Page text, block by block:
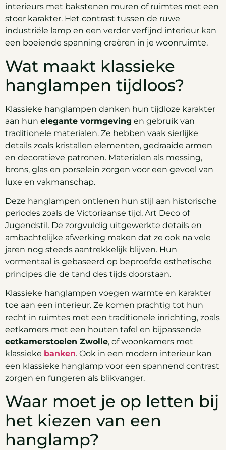
interieurs met bakstenen muren of ruimtes met een
stoer karakter. Het contrast tussen de ruwe
industriële lamp en een verder verfijnd interieur kan
een boeiende spanning creëren in je woonruimte.
Wat maakt klassieke
hanglampen tijdloos?
Klassieke hanglampen danken hun tijdloze karakter
aan hun elegante vormgeving en gebruik van
traditionele materialen. Ze hebben vaak sierlijke
details zoals kristallen elementen, gedraaide armen
en decoratieve patronen. Materialen als messing,
brons, glas en porselein zorgen voor een gevoel van
luxe en vakmanschap.
Deze hanglampen ontlenen hun stijl aan historische
periodes zoals de Victoriaanse tijd, Art Deco of
Jugendstil. De zorgvuldig uitgewerkte details en
ambachtelijke afwerking maken dat ze ook na vele
jaren nog steeds aantrekkelijk blijven. Hun
vormentaal is gebaseerd op beproefde esthetische
principes die de tand des tijds doorstaan.
Klassieke hanglampen voegen warmte en karakter
toe aan een interieur. Ze komen prachtig tot hun
recht in ruimtes met een traditionele inrichting, zoals
eetkamers met een houten tafel en bijpassende
eetkamerstoelen Zwolle, of woonkamers met
klassieke banken. Ook in een modern interieur kan
een klassieke hanglamp voor een spannend contrast
zorgen en fungeren als blikvanger.
Waar moet je op letten bij
het kiezen van een
hanglamp?